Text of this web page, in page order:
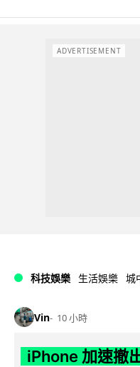
ADVERTISEMENT
科技娛樂 生活娛樂 城
Vin 10 小時
iPhone 加速撤